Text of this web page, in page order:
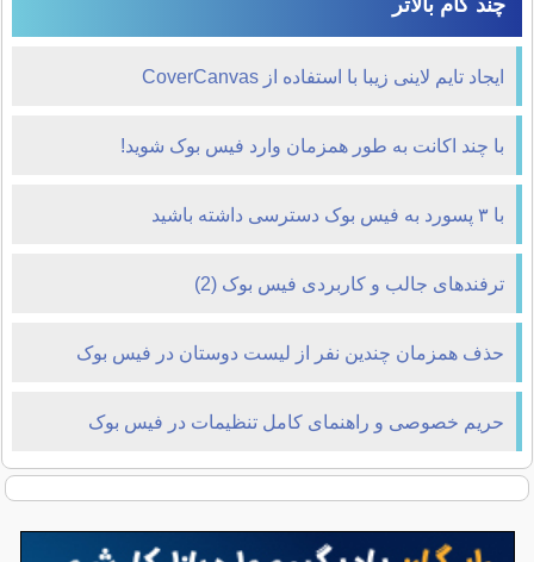
چند گام بالاتر
ایجاد تایم لاینی زیبا با استفاده از CoverCanvas
با چند اکانت به طور همزمان وارد فیس بوک شوید!
با ۳ پسورد به فیس بوک دسترسی داشته باشید
ترفندهای جالب و کاربردی فیس بوک (2)
حذف همزمان چندین نفر از لیست دوستان در فیس بوک
حریم خصوصی و راهنمای کامل تنظیمات در فیس بوک